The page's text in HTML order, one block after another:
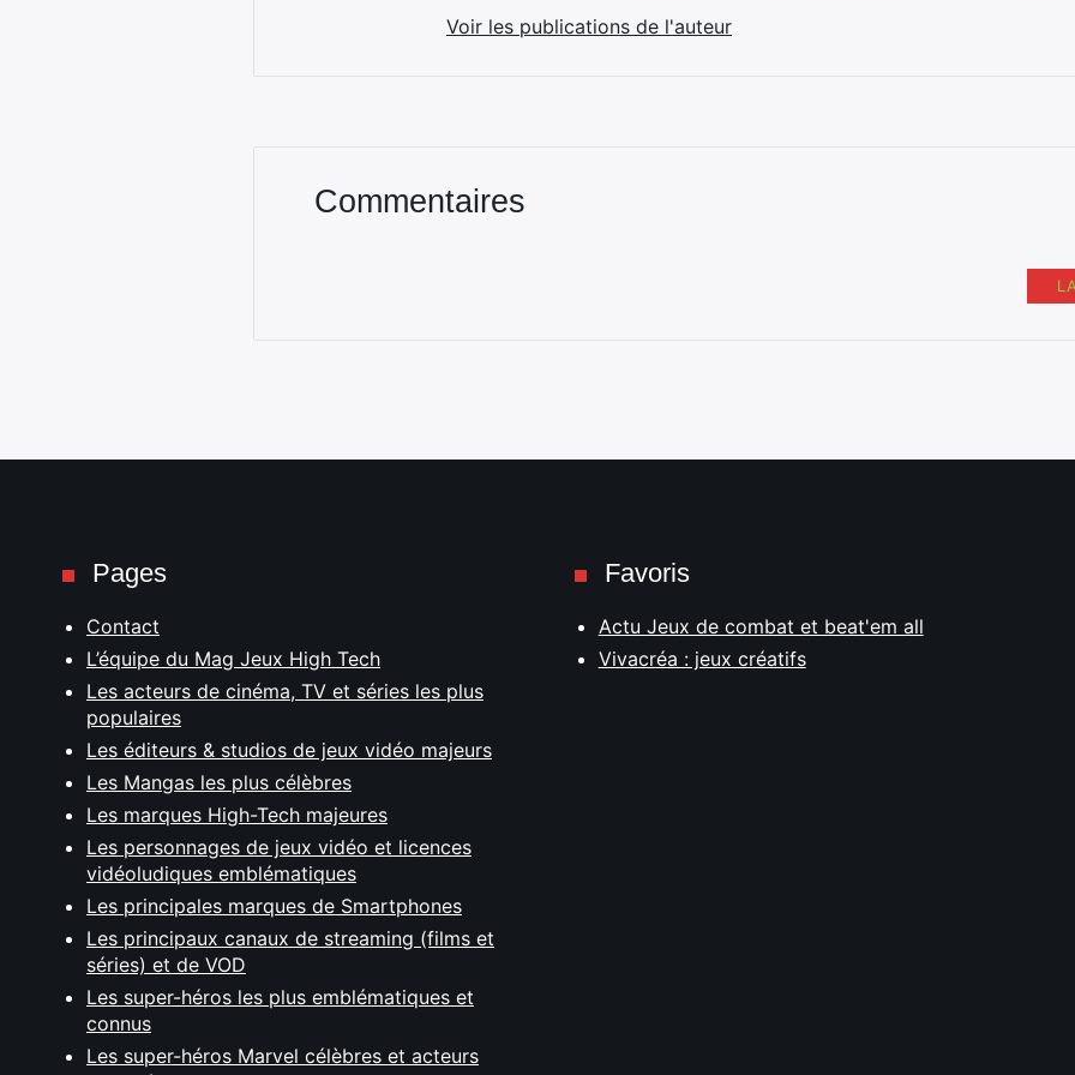
Voir les publications de l'auteur
Commentaires
Pages
Contact
L’équipe du Mag Jeux High Tech
Les acteurs de cinéma, TV et séries les plus
populaires
Les éditeurs & studios de jeux vidéo majeurs
Les Mangas les plus célèbres
Les marques High-Tech majeures
Les personnages de jeux vidéo et licences
vidéoludiques emblématiques
Les principales marques de Smartphones
Les principaux canaux de streaming (films et
séries) et de VOD
Les super-héros les plus emblématiques et
connus
Les super-héros Marvel célèbres et acteurs
Favoris
Actu Jeux de combat et beat'em all
Vivacréa : jeux créatifs